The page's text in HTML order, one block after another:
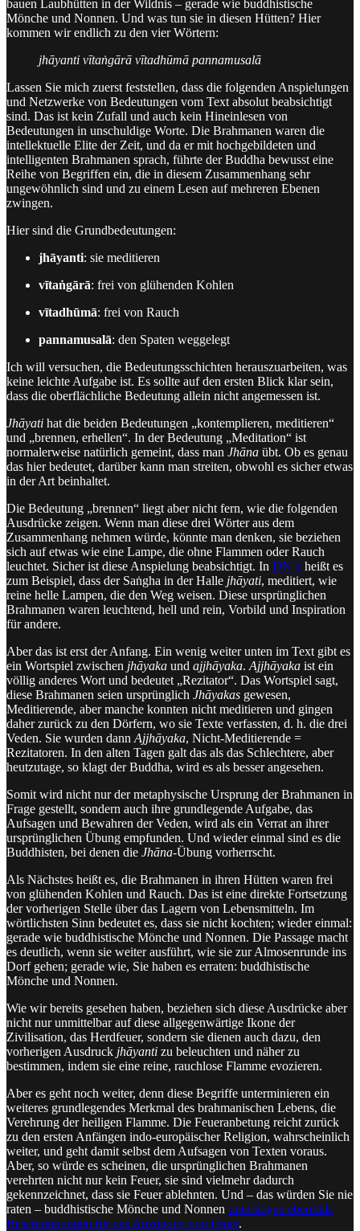
bauen Laubhütten in der Wildnis – gerade wie buddhistische
Mönche und Nonnen. Und was tun sie in diesen Hütten? Hier
kommen wir endlich zu den vier Wörtern:
jhāyanti vītaṅgārā vītadhūmā pannamusalā
Lassen Sie mich zuerst feststellen, dass die folgenden Anspielungen
und Netzwerke von Bedeutungen vom Text absolut beabsichtigt
sind. Das ist kein Zufall und auch kein Hineinlesen von
Bedeutungen in unschuldige Worte. Die Brahmanen waren die
intellektuelle Elite der Zeit, und da er mit hochgebildeten und
intelligenten Brahmanen sprach, führte der Buddha bewusst eine
Reihe von Begriffen ein, die in diesem Zusammenhang sehr
ungewöhnlich sind und zu einem Lesen auf mehreren Ebenen
zwingen.
Hier sind die Grundbedeutungen:
jhāyanti: sie meditieren
vītaṅgārā: frei von glühenden Kohlen
vītadhūmā: frei von Rauch
pannamusalā: den Spaten weggelegt
Ich will versuchen, die Bedeutungsschichten herauszuarbeiten, was
keine leichte Aufgabe ist. Es sollte auf den ersten Blick klar sein,
dass die oberflächliche Bedeutung allein nicht angemessen ist.
Jhāyati hat die beiden Bedeutungen „kontemplieren, meditieren“
und „brennen, erhellen“. In der Bedeutung „Meditation“ ist
normalerweise natürlich gemeint, dass man Jhāna übt. Ob es genau
das hier bedeutet, darüber kann man streiten, obwohl es sicher etwas
in der Art beinhaltet.
Die Bedeutung „brennen“ liegt aber nicht fern, wie die folgenden
Ausdrücke zeigen. Wenn man diese drei Wörter aus dem
Zusammenhang nehmen würde, könnte man denken, sie beziehen
sich auf etwas wie eine Lampe, die ohne Flammen oder Rauch
leuchtet. Sicher ist diese Anspielung beabsichtigt. In DN 2 heißt es
zum Beispiel, dass der Saṅgha in der Halle jhāyati, meditiert, wie
reine helle Lampen, die den Weg weisen. Diese ursprünglichen
Brahmanen waren leuchtend, hell und rein, Vorbild und Inspiration
für andere.
Aber das ist erst der Anfang. Ein wenig weiter unten im Text gibt es
ein Wortspiel zwischen jhāyaka und ajjhāyaka. Ajjhāyaka ist ein
völlig anderes Wort und bedeutet „Rezitator“. Das Wortspiel sagt,
diese Brahmanen seien ursprünglich Jhāyakas gewesen,
Meditierende, aber manche konnten nicht meditieren und gingen
daher zurück zu den Dörfern, wo sie Texte verfassten, d. h. die drei
Veden. Sie wurden dann Ajjhāyaka, Nicht-Meditierende =
Rezitatoren. In den alten Tagen galt das als das Schlechtere, aber
heutzutage, so klagt der Buddha, wird es als besser angesehen.
Somit wird nicht nur der metaphysische Ursprung der Brahmanen in
Frage gestellt, sondern auch ihre grundlegende Aufgabe, das
Aufsagen und Bewahren der Veden, wird als ein Verrat an ihrer
ursprünglichen Übung empfunden. Und wieder einmal sind es die
Buddhisten, bei denen die Jhāna-Übung vorherrscht.
Als Nächstes heißt es, die Brahmanen in ihren Hütten waren frei
von glühenden Kohlen und Rauch. Das ist eine direkte Fortsetzung
der vorherigen Stelle über das Lagern von Lebensmitteln. Im
wörtlichsten Sinn bedeutet es, dass sie nicht kochten; wieder einmal:
gerade wie buddhistische Mönche und Nonnen. Die Passage macht
es deutlich, wenn sie weiter ausführt, wie sie zur Almosenrunde ins
Dorf gehen; gerade wie, Sie haben es erraten: buddhistische
Mönche und Nonnen.
Wie wir bereits gesehen haben, beziehen sich diese Ausdrücke aber
nicht nur unmittelbar auf diese allgegenwärtige Ikone der
Zivilisation, das Herdfeuer, sondern sie dienen auch dazu, den
vorherigen Ausdruck jhāyanti zu beleuchten und näher zu
bestimmen, indem sie eine reine, rauchlose Flamme evozieren.
Aber es geht noch weiter, denn diese Begriffe unterminieren ein
weiteres grundlegendes Merkmal des brahmanischen Lebens, die
Verehrung der heiligen Flamme. Die Feueranbetung reicht zurück
zu den ersten Anfängen indo-europäischer Religion, wahrscheinlich
weiter, und geht damit selbst dem Aufsagen von Texten voraus.
Aber, so würde es scheinen, die ursprünglichen Brahmanen
verehrten nicht nur kein Feuer, sie sind vielmehr dadurch
gekennzeichnet, dass sie Feuer ablehnten. Und – das würden Sie nie
raten – buddhistische Mönche und Nonnen unterliegen ebenfalls
Beschränkungen für das Anzünden von Feuer.